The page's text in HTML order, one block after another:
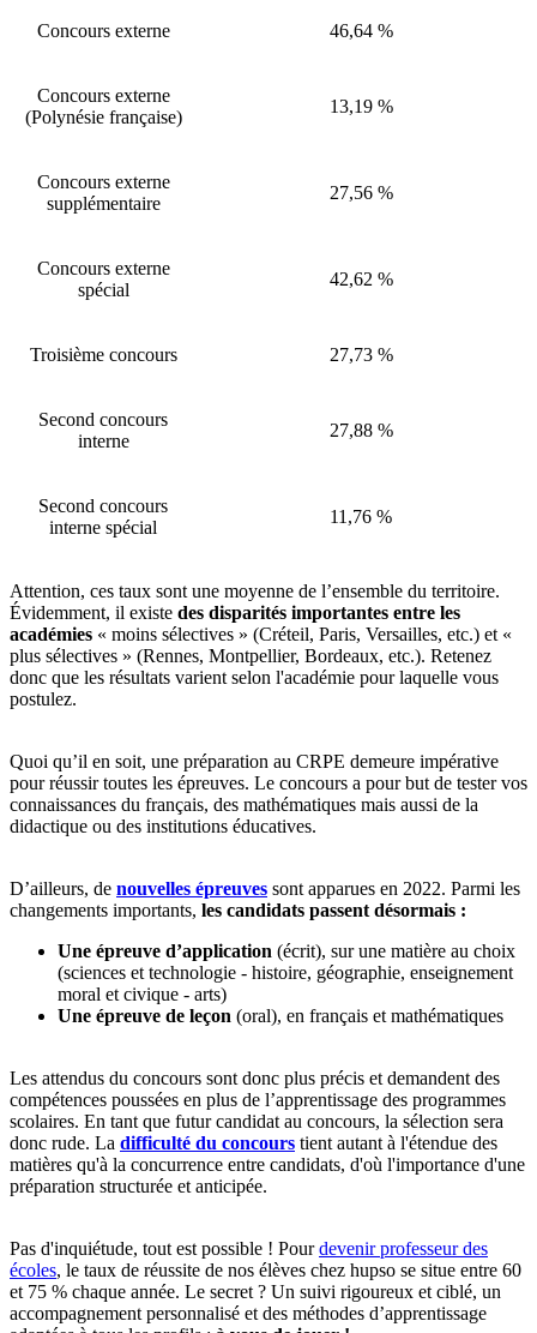
Concours externe 46,64 %
Concours externe
(Polynésie française)
13,19 %
Concours externe
supplémentaire
27,56 %
Concours externe
spécial
42,62 %
Troisième concours 27,73 %
Second concours
interne
27,88 %
Second concours
interne spécial
11,76 %
Attention, ces taux sont une moyenne de l’ensemble du territoire.
Évidemment, il existe des disparités importantes entre les
académies « moins sélectives » (Créteil, Paris, Versailles, etc.) et «
plus sélectives » (Rennes, Montpellier, Bordeaux, etc.). Retenez
donc que les résultats varient selon l'académie pour laquelle vous
postulez.
Quoi qu’il en soit, une préparation au CRPE demeure impérative
pour réussir toutes les épreuves. Le concours a pour but de tester vos
connaissances du français, des mathématiques mais aussi de la
didactique ou des institutions éducatives.
D’ailleurs, de nouvelles épreuves sont apparues en 2022. Parmi les
changements importants, les candidats passent désormais :
Une épreuve d’application (écrit), sur une matière au choix
(sciences et technologie - histoire, géographie, enseignement
moral et civique - arts)
Une épreuve de leçon (oral), en français et mathématiques
Les attendus du concours sont donc plus précis et demandent des
compétences poussées en plus de l’apprentissage des programmes
scolaires. En tant que futur candidat au concours, la sélection sera
donc rude. La difficulté du concours tient autant à l'étendue des
matières qu'à la concurrence entre candidats, d'où l'importance d'une
préparation structurée et anticipée.
Pas d'inquiétude, tout est possible ! Pourdevenir professeur des
écoles, le taux de réussite de nos élèves chez hupso se situe entre 60
et 75 % chaque année. Le secret ? Un suivi rigoureux et ciblé, un
accompagnement personnalisé et des méthodes d’apprentissage